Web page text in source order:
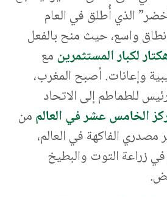
الذي أُطلق في العام
نطاق واسع، حيث منح بالفعل
مع
وإعانات. أصبح المغرب،
للطماطم إلى الاتحاد
الخامس عشر في العالممن
الفاكهة في العالم،
زراعة التوت والبطيخ